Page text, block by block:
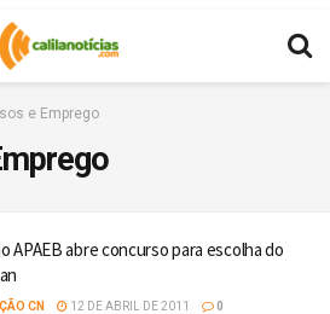
e Emprego
APAEB abre concurso para escolha do
CN 12 DE ABRIL DE 2011 0